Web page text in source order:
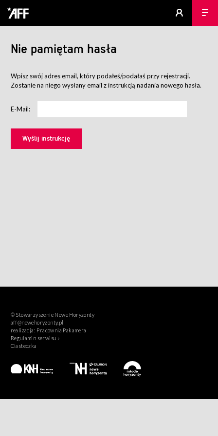
Nie pamiętam hasła
Wpisz swój adres email, który podałeś/podałaś przy rejestracji.
Zostanie na niego wysłany email z instrukcją nadania nowego hasła.
E-Mail:
© Stowarzyszenie Nowe Horyzonty
aff@nowehoryzonty.pl
realizacja: Pracownia Pakamera
Regulamin serwisu ›
Ciasteczka